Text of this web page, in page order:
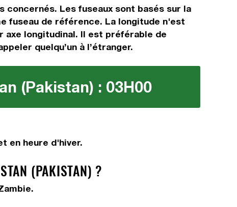
concernés. Les fuseaux sont basés sur la
fuseau de référence. La longitude n'est
axe longitudinal. Il est préférable de
quelqu’un à l’étranger.
(Pakistan) : 03H00
en heure d'hiver.
(PAKISTAN) ?